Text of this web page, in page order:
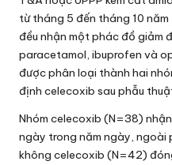
từ tháng 5 đến tháng 10
đều nhận một phác đồ giảm
paracetamol, ibuprofen và
được phân loại thành hai
định celecoxib sau phẫu
Nhóm celecoxib (N=38)
ngày trong năm ngày, ngoài
không celecoxib (N=42)